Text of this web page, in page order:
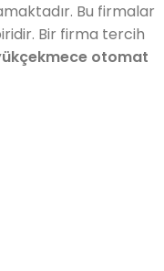
Bu firmalar
Bir firma tercih
otomat